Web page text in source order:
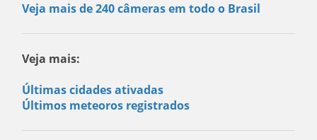
Veja mais de 240 câmeras em todo o Brasil
Veja mais:
Últimas cidades ativadas
Últimos meteoros registrados